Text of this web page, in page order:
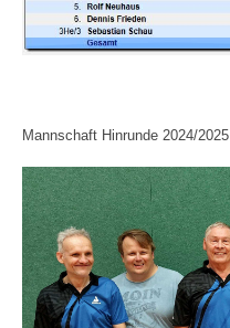
Mannschaft Hinrunde 2024/2025